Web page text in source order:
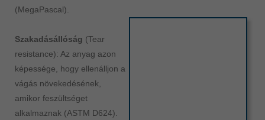
(MegaPascal).
Szakadásállóság (Tear
resistance): Az anyag azon
képessége, hogy ellenálljon a
vágás növekedésének,
amikor feszültséget
alkalmaznak (ASTM D624).